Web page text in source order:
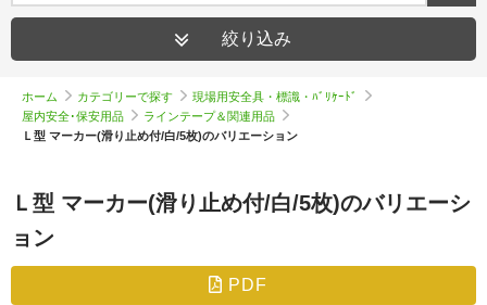
絞り込み
ホーム カテゴリーで探す
現場用安全具・標識・ﾊﾞﾘｹｰﾄﾞ
屋内安全･保安用品
ラインテープ＆関連用品
Ｌ型 マーカー(滑り止め付/白/5枚)のバリエーション
Ｌ型 マーカー(滑り止め付/白/5枚)のバリエーシ
ョン
PDF